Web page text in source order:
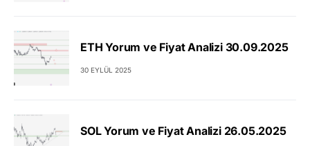
ETH Yorum ve Fiyat Analizi 30.09.2025
30 EYLÜL 2025
SOL Yorum ve Fiyat Analizi 26.05.2025